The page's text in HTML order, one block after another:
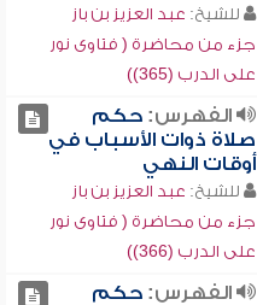
للشيخ: عبد العزيز بن باز
جزء من محاضرة ( فتاوى نور
على الدرب (365))
الفهرس:حكم
صلاة ذوات الأسباب في
أوقات النهي
للشيخ: عبد العزيز بن باز
جزء من محاضرة ( فتاوى نور
على الدرب (366))
الفهرس:حكم